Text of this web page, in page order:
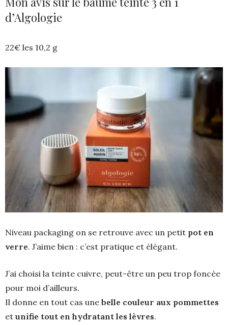
d’Algologie
22€ les 10,2 g
Niveau packaging on se retrouve avec un petit pot en
verre. J’aime bien : c’est pratique et élégant.
J’ai choisi la teinte cuivre, peut-être un peu trop foncée
pour moi d’ailleurs.
Il donne en tout cas une belle couleur aux pommettes
et unifie tout en hydratant les lèvres.